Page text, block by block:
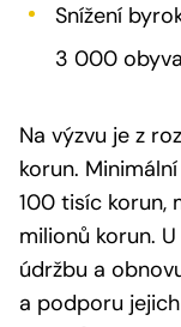
Snížení
3 000
Na výzvu je z
korun.
100 tisíc korun,
milionů korun.
údržbu a
a podporu